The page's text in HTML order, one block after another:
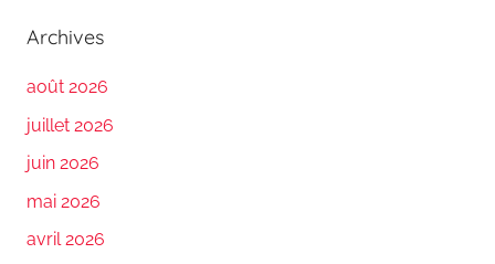
Archives
août 2026
juillet 2026
juin 2026
mai 2026
avril 2026